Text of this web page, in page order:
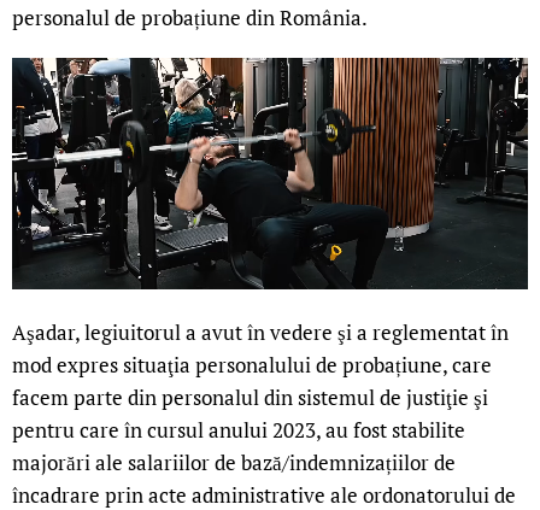
personalul de probațiune din România.
Aşadar, legiuitorul a avut în vedere şi a reglementat în
mod expres situaţia personalului de probațiune, care
facem parte din personalul din sistemul de justiţie şi
pentru care în cursul anului 2023, au fost stabilite
majorări ale salariilor de bază/indemnizațiilor de
încadrare prin acte administrative ale ordonatorului de